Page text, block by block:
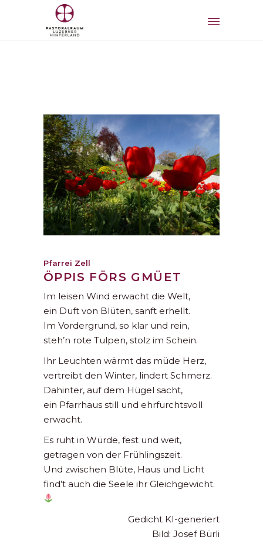
Pfarrei Zell
ÖPPIS FÖRS GMÜET
Im leisen Wind erwacht die Welt,
ein Duft von Blüten, sanft erhellt.
Im Vordergrund, so klar und rein,
steh’n rote Tulpen, stolz im Schein.
Ihr Leuchten wärmt das müde Herz,
vertreibt den Winter, lindert Schmerz.
Dahinter, auf dem Hügel sacht,
ein Pfarrhaus still und ehrfurchtsvoll
erwacht.
Es ruht in Würde, fest und weit,
getragen von der Frühlingszeit.
Und zwischen Blüte, Haus und Licht
find’t auch die Seele ihr Gleichgewicht.
Gedicht KI-generiert
Bild: Josef Bürli